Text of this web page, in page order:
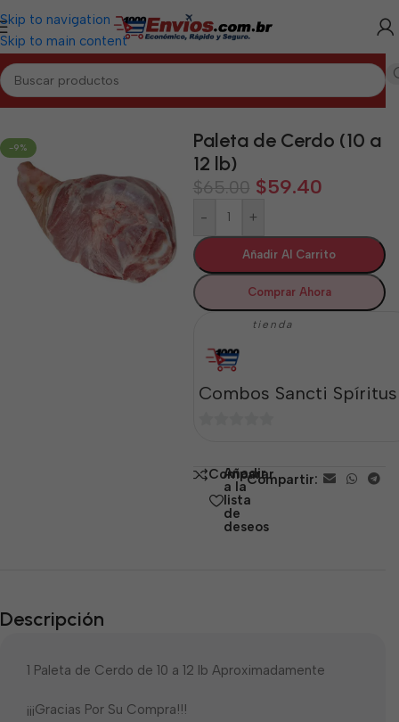
Skip to navigation
Skip to main content
Inicio/SANCTI SPÍRITUS/Cárnicos Sancti Spíritus
-9%
Paleta de Cerdo (10 a
12 lb)
$65.00 $59.40
- +
Añadir Al Carrito
Comprar Ahora
tienda
Combos Sancti Spíritus
5 Comparar
Añadir
a la
lista
de
deseos
Compartir:
Descripción
1 Paleta de Cerdo de 10 a 12 lb Aproximadamente
¡¡¡Gracias Por Su Compra!!!